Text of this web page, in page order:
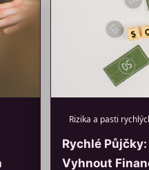
Rizika a pasti
Rychlé Půjčky:
Vyhnout